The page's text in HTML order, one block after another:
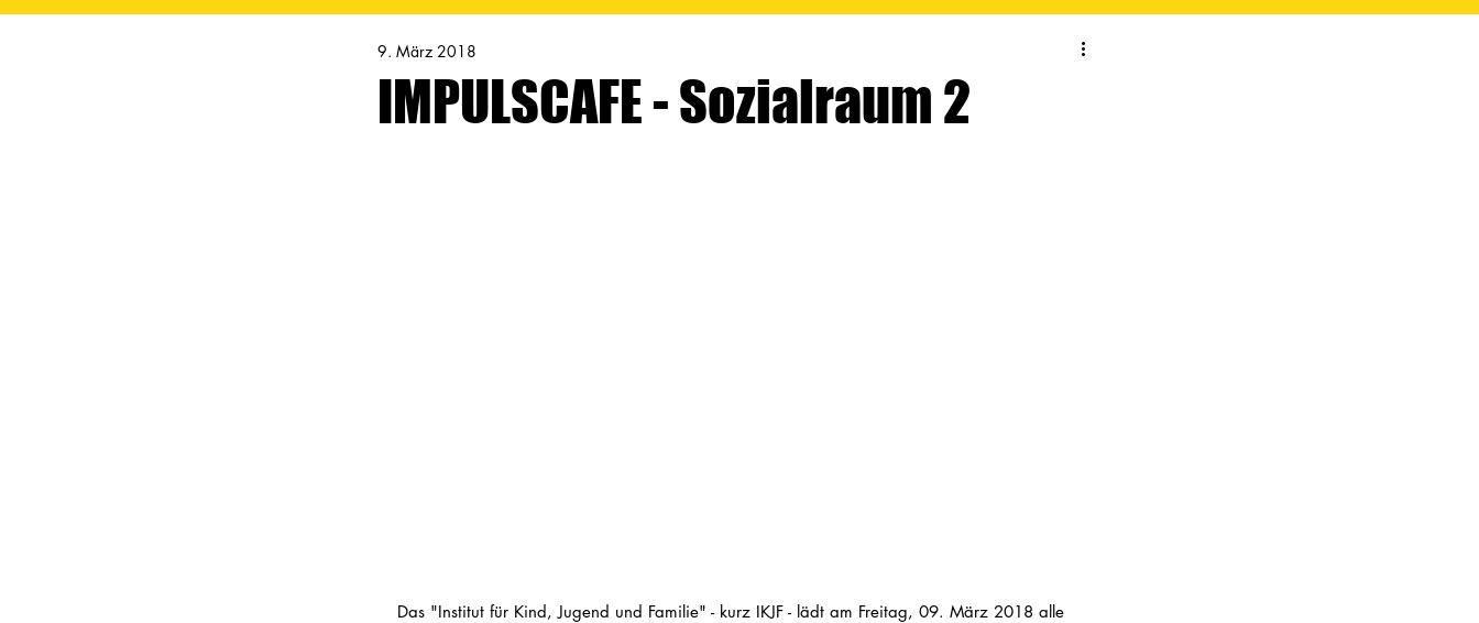
IMPULSCAFE - Sozialraum 2
9. März 2018
Das "Institut für Kind, Jugend und Familie" - kurz IKJF - lädt am Freitag, 09. März 2018 alle